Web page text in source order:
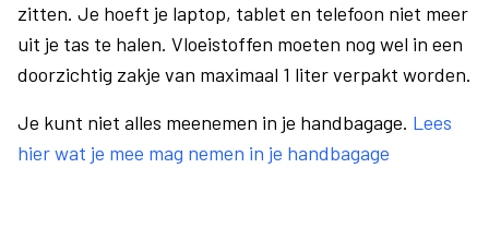
zitten. Je hoeft je laptop, tablet en telefoon niet meer
uit je tas te halen. Vloeistoffen moeten nog wel in een
doorzichtig zakje van maximaal 1 liter verpakt worden.
Je kunt niet alles meenemen in je handbagage. Lees
hier wat je mee mag nemen in je handbagage